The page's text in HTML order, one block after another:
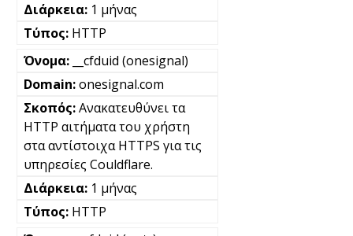
1 μήνας
HTTP
__cfduid (onesignal)
onesignal.com
Ανακατευθύνει τα
HTTP αιτήματα του χρήστη
στα αντίστοιχα HTTPS για τις
υπηρεσίες Couldflare.
1 μήνας
HTTP